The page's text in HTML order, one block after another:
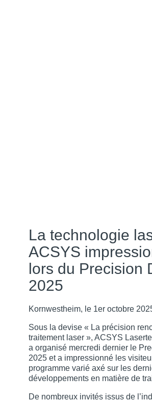
La technologie
ACSYS
lors du Precision
2025
Kornwestheim, le 1er octobre
Sous la devise « La précision
traitement laser », ACSYS
a organisé mercredi dernier le
2025 et a impressionné les
programme varié axé sur les
développements en matière de
De nombreux invités issus de